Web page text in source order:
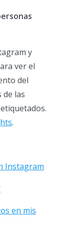
y
ver el
del
de las
.
Instagram
en mis